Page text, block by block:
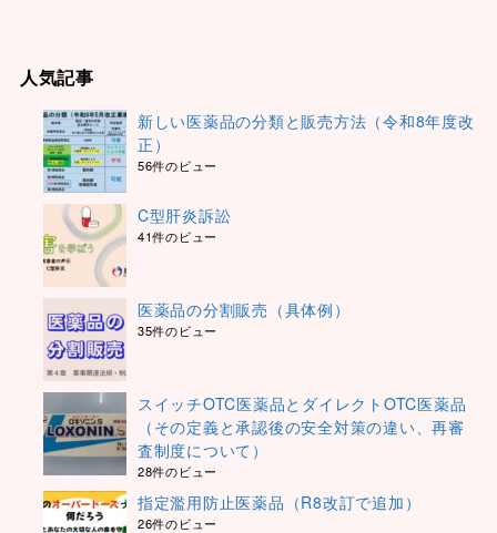
人気記事
新しい医薬品の分類と販売方法（令和8年度改
正）
56件のビュー
C型肝炎訴訟
41件のビュー
医薬品の分割販売（具体例）
35件のビュー
スイッチOTC医薬品とダイレクトOTC医薬品
（その定義と承認後の安全対策の違い、再審
査制度について）
28件のビュー
指定濫用防止医薬品（R8改訂で追加）
26件のビュー